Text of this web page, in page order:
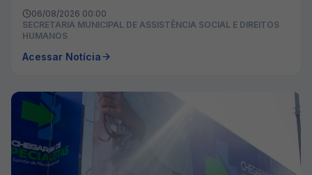
06/08/2026 00:00
SECRETARIA MUNICIPAL DE ASSISTÊNCIA SOCIAL E DIREITOS
HUMANOS
Acessar Notícia